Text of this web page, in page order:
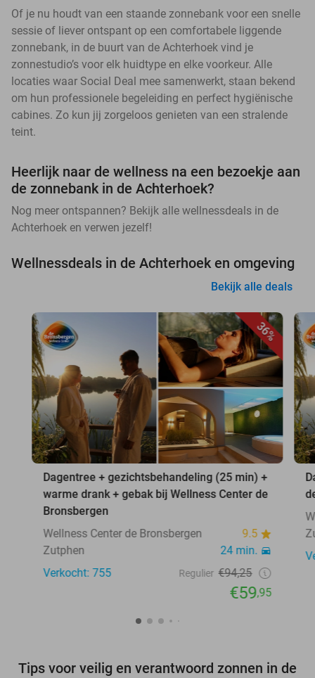
Of je nu houdt van een staande zonnebank voor een snelle
sessie of liever ontspant op een comfortabele liggende
zonnebank, in de buurt van de Achterhoek vind je
zonnestudio’s voor elk huidtype en elke voorkeur. Alle
locaties waar Social Deal mee samenwerkt, staan bekend
om hun professionele begeleiding en perfect hygiënische
cabines. Zo kun jij zorgeloos genieten van een stralende
teint.
Heerlijk naar de wellness na een bezoekje aan
de zonnebank in de Achterhoek?
Nog meer ontspannen? Bekijk alle wellnessdeals in de
Achterhoek en verwen jezelf!
Wellnessdeals in de Achterhoek en omgeving
Bekijk alle deals
36%
Dagentree + gezichtsbehandeling (25 min) +
warme drank + gebak bij Wellness Center de
Bronsbergen
Wellness Center de Bronsbergen
9.5
Zutphen
24 min.
Verkocht: 755
Regulier €94,25
€59,95
Tips voor veilig en verantwoord zonnen in de